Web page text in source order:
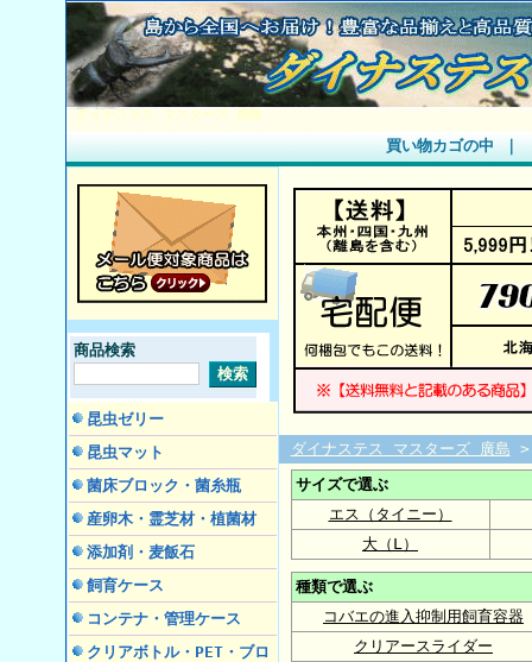
ダイナステス マスターズ 廣島
買い物カゴの中
商品検索
昆虫ゼリー
昆虫マット
菌床ブロック・菌糸瓶
産卵木・霊芝材・植菌材
添加剤・麦飯石
飼育ケース
コンテナ・管理ケース
クリアボトル・PET・ブロ
ダイナステス マスターズ 廣島
サイズで選ぶ
エス（タイニー）
大（L）
種類で選ぶ
コバエの進入抑制用飼育容器
クリアースライダー